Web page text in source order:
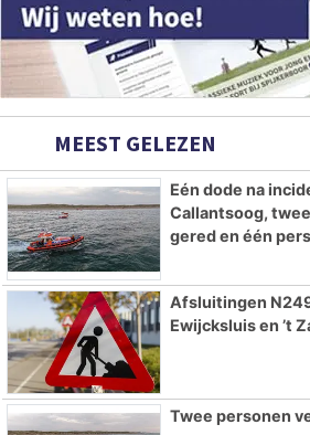
MEEST GELEZEN
Eén dode na
Callantsoog,
gered en één
Afsluitingen
Ewijcksluis en ’t
Twee personen